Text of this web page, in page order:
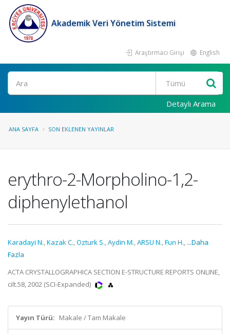
Akademik Veri Yönetim Sistemi
Araştırmacı Girişi English
Ara
Detaylı Arama
ANA SAYFA SON EKLENEN YAYINLAR
erythro-2-Morpholino-1,2-
diphenylethanol
Karadayi N.,Kazak C.,Ozturk S.,Aydin M.,ARSU N.,Fun H., ...Daha
Fazla
ACTA CRYSTALLOGRAPHICA SECTION E-STRUCTURE REPORTS ONLINE,
cilt.58, 2002 (SCI-Expanded)
Yayın Türü: Makale / Tam Makale